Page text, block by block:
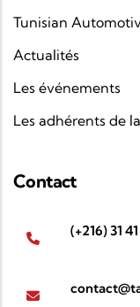
Tunisian
Actualités
Les événements
Les adhérents de
Contact
(+216) 31